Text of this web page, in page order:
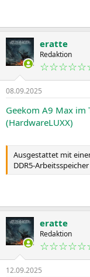
eratte
Redaktion
08.09.2025
Geekom A9 Max im
(HardwareLUXX)
Ausgestattet mit
DDR5-
eratte
Redaktion
12.09.2025